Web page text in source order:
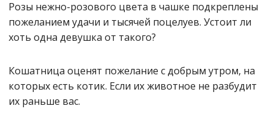
Розы нежно-розового цвета в чашке подкреплены
пожеланием удачи и тысячей поцелуев. Устоит ли
хоть одна девушка от такого?
Кошатница оценят пожелание с добрым утром, на
которых есть котик. Если их животное не разбудит
их раньше вас.